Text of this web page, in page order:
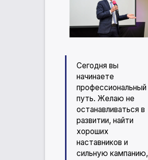
Сегодня вы
начинаете
профессиональный
путь. Желаю не
останавливаться в
развитии, найти
хороших
наставников и
сильную кампанию,